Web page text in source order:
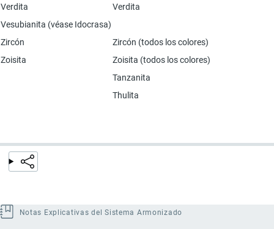
Verdita
Verdita
Vesubianita (véase Idocrasa)
Zircón
Zircón (todos los colores)
Zoisita
Zoisita (todos los colores)
Tanzanita
Thulita
Notas Explicativas del Sistema Armonizado